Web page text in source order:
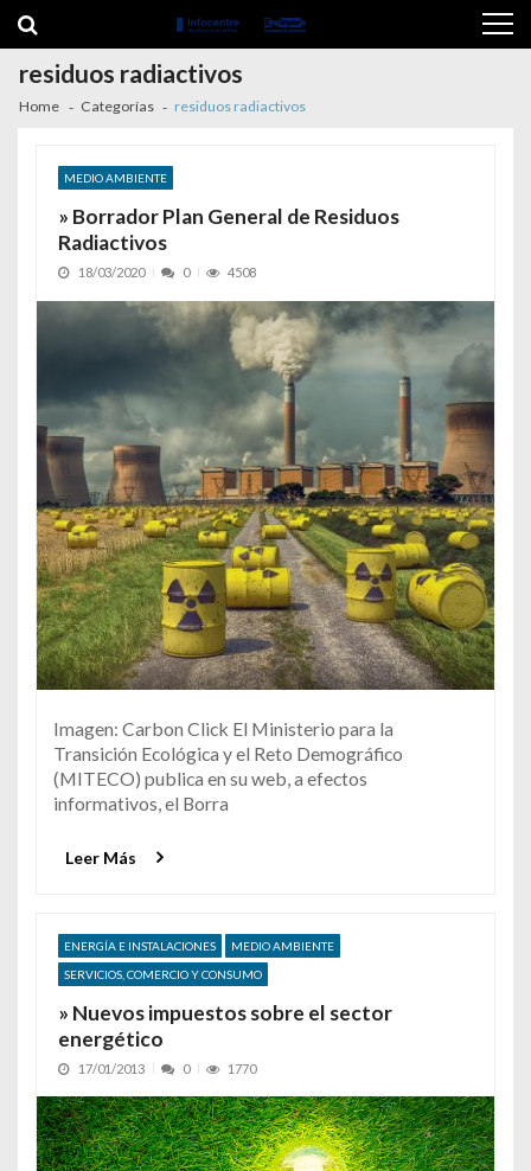
residuos radiactivos
Home Categorías residuos radiactivos
MEDIO AMBIENTE
» Borrador Plan General de Residuos
Radiactivos
18/03/2020 0 4508
Imagen: Carbon Click El Ministerio para la
Transición Ecológica y el Reto Demográfico
(MITECO) publica en su web, a efectos
informativos, el Borra
Leer Más
ENERGÍA E INSTALACIONES
MEDIO AMBIENTE
SERVICIOS, COMERCIO Y CONSUMO
» Nuevos impuestos sobre el sector
energético
17/01/2013 0 1770